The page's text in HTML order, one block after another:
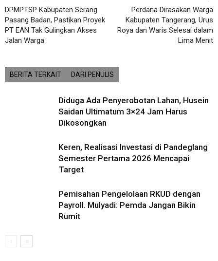
DPMPTSP Kabupaten Serang
Pasang Badan, Pastikan Proyek
PT EAN Tak Gulingkan Akses
Jalan Warga
Perdana Dirasakan Warga
Kabupaten Tangerang, Urus
Roya dan Waris Selesai dalam
Lima Menit
BERITA TERKAIT DARI PENULIS
Diduga Ada Penyerobotan Lahan, Husein
Saidan Ultimatum 3×24 Jam Harus
Dikosongkan
Keren, Realisasi Investasi di Pandeglang
Semester Pertama 2026 Mencapai
Target
Pemisahan Pengelolaan RKUD dengan
Payroll. Mulyadi: Pemda Jangan Bikin
Rumit